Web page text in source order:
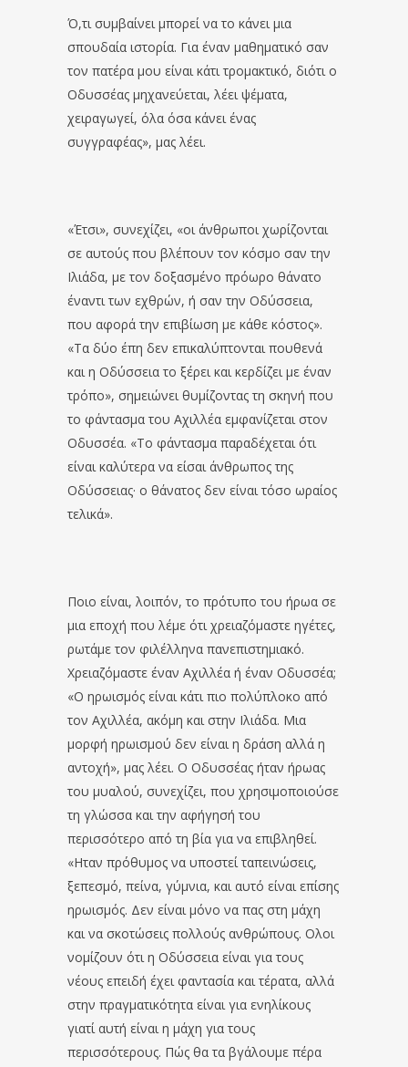
Ό,τι συμβαίνει μπορεί να το κάνει μια
σπουδαία ιστορία. Για έναν μαθηματικό σαν
τον πατέρα μου είναι κάτι τρομακτικό, διότι ο
Οδυσσέας μηχανεύεται, λέει ψέματα,
χειραγωγεί, όλα όσα κάνει ένας
συγγραφέας», μας λέει.
«Έτσι», συνεχίζει, «οι άνθρωποι χωρίζονται
σε αυτούς που βλέπουν τον κόσμο σαν την
Ιλιάδα, με τον δοξασμένο πρόωρο θάνατο
έναντι των εχθρών, ή σαν την Οδύσσεια,
που αφορά την επιβίωση με κάθε κόστος».
«Τα δύο έπη δεν επικαλύπτονται πουθενά
και η Οδύσσεια το ξέρει και κερδίζει με έναν
τρόπο», σημειώνει θυμίζοντας τη σκηνή που
το φάντασμα του Αχιλλέα εμφανίζεται στον
Οδυσσέα. «Το φάντασμα παραδέχεται ότι
είναι καλύτερα να είσαι άνθρωπος της
Οδύσσειας· ο θάνατος δεν είναι τόσο ωραίος
τελικά».
Ποιο είναι, λοιπόν, το πρότυπο του ήρωα σε
μια εποχή που λέμε ότι χρειαζόμαστε ηγέτες,
ρωτάμε τον φιλέλληνα πανεπιστημιακό.
Χρειαζόμαστε έναν Αχιλλέα ή έναν Οδυσσέα;
«Ο ηρωισμός είναι κάτι πιο πολύπλοκο από
τον Αχιλλέα, ακόμη και στην Ιλιάδα. Μια
μορφή ηρωισμού δεν είναι η δράση αλλά η
αντοχή», μας λέει. Ο Οδυσσέας ήταν ήρωας
του μυαλού, συνεχίζει, που χρησιμοποιούσε
τη γλώσσα και την αφήγησή του
περισσότερο από τη βία για να επιβληθεί.
«Ηταν πρόθυμος να υποστεί ταπεινώσεις,
ξεπεσμό, πείνα, γύμνια, και αυτό είναι επίσης
ηρωισμός. Δεν είναι μόνο να πας στη μάχη
και να σκοτώσεις πολλούς ανθρώπους. Ολοι
νομίζουν ότι η Οδύσσεια είναι για τους
νέους επειδή έχει φαντασία και τέρατα, αλλά
στην πραγματικότητα είναι για ενηλίκους
γιατί αυτή είναι η μάχη για τους
περισσότερους. Πώς θα τα βγάλουμε πέρα